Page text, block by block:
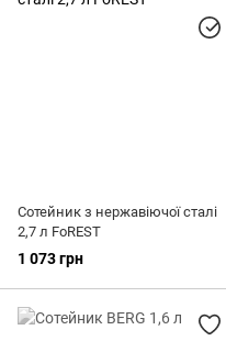
Сотейник з нержавіючої сталі
2,7 л FoREST
1 073 грн